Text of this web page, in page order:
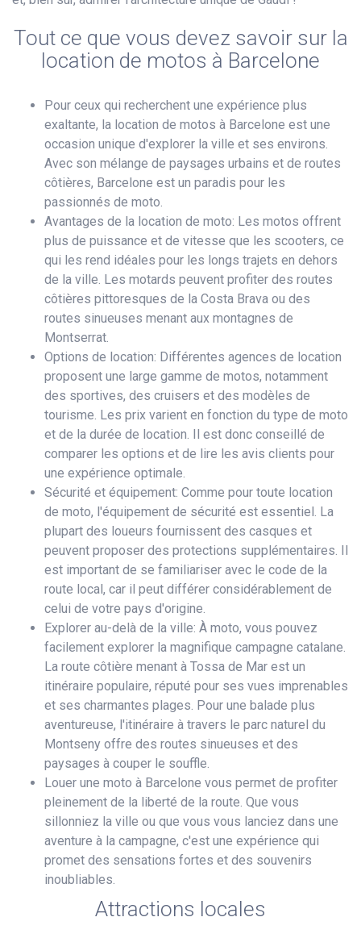
Tout ce que vous devez savoir sur la
location de motos à Barcelone
Pour ceux qui recherchent une expérience plus
exaltante, la location de motos à Barcelone est une
occasion unique d'explorer la ville et ses environs.
Avec son mélange de paysages urbains et de routes
côtières, Barcelone est un paradis pour les
passionnés de moto.
Avantages de la location de moto: Les motos offrent
plus de puissance et de vitesse que les scooters, ce
qui les rend idéales pour les longs trajets en dehors
de la ville. Les motards peuvent profiter des routes
côtières pittoresques de la Costa Brava ou des
routes sinueuses menant aux montagnes de
Montserrat.
Options de location: Différentes agences de location
proposent une large gamme de motos, notamment
des sportives, des cruisers et des modèles de
tourisme. Les prix varient en fonction du type de moto
et de la durée de location. Il est donc conseillé de
comparer les options et de lire les avis clients pour
une expérience optimale.
Sécurité et équipement: Comme pour toute location
de moto, l'équipement de sécurité est essentiel. La
plupart des loueurs fournissent des casques et
peuvent proposer des protections supplémentaires. Il
est important de se familiariser avec le code de la
route local, car il peut différer considérablement de
celui de votre pays d'origine.
Explorer au-delà de la ville: À moto, vous pouvez
facilement explorer la magnifique campagne catalane.
La route côtière menant à Tossa de Mar est un
itinéraire populaire, réputé pour ses vues imprenables
et ses charmantes plages. Pour une balade plus
aventureuse, l'itinéraire à travers le parc naturel du
Montseny offre des routes sinueuses et des
paysages à couper le souffle.
Louer une moto à Barcelone vous permet de profiter
pleinement de la liberté de la route. Que vous
sillonniez la ville ou que vous vous lanciez dans une
aventure à la campagne, c'est une expérience qui
promet des sensations fortes et des souvenirs
inoubliables.
Attractions locales